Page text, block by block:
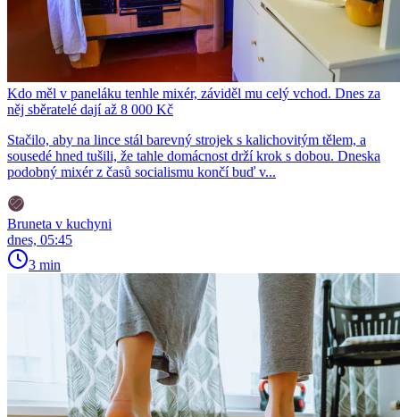
Kdo měl v paneláku tenhle mixér, záviděl mu celý vchod. Dnes za
něj sběratelé dají až 8 000 Kč
Stačilo, aby na lince stál barevný strojek s kalichovitým tělem, a
sousedé hned tušili, že tahle domácnost drží krok s dobou. Dneska
podobný mixér z časů socialismu končí buď v...
Bruneta v kuchyni
dnes, 05:45
3 min